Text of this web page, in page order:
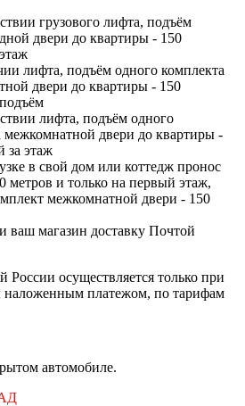
грузового лифта, подъём
двери до квартиры - 150
лифта, подъём одного комплекта
двери до квартиры - 150
лифта, подъём одного
межкомнатной двери до квартиры -
за этаж
в свой дом или коттедж пронос
метров и только на первый этаж,
межкомнатной двери - 150
ваш магазин доставку Почтой
России осуществляется только при
наложенным платежом, по тарифам
автомобиле.